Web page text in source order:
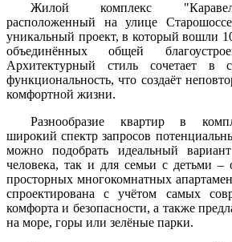
Жилой комплекс
расположенный на улице
уникальный проект, в который вошли
объединённых общей
Архитектурный стиль сочетает в
функциональность, что создаёт
комфортной жизни.
Разнообразие квартир в
широкий спектр запросов
можно подобрать идеальный
человека, так и для семьи с детьми
просторных многокомнатных
спроектирована с учётом самых
комфорта и безопасности, а также
на море, горы или зелёные парки.